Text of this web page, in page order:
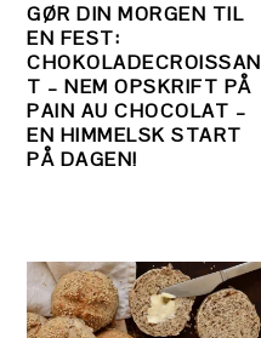
GØR DIN MORGEN TIL
EN FEST:
CHOKOLADECROISSAN
T – NEM OPSKRIFT PÅ
PAIN AU CHOCOLAT –
EN HIMMELSK START
PÅ DAGEN!